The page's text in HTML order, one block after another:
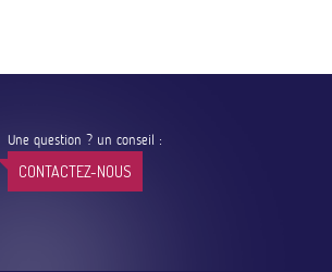
Une question ? un conseil :
CONTACTEZ-NOUS